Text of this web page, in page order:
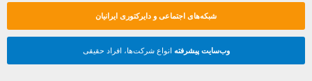
شبکه‌های اجتماعی و دایرکتوری ایرانیان
وب‌سایت پیشرفته انواع شرکت‌ها، افراد حقیقی